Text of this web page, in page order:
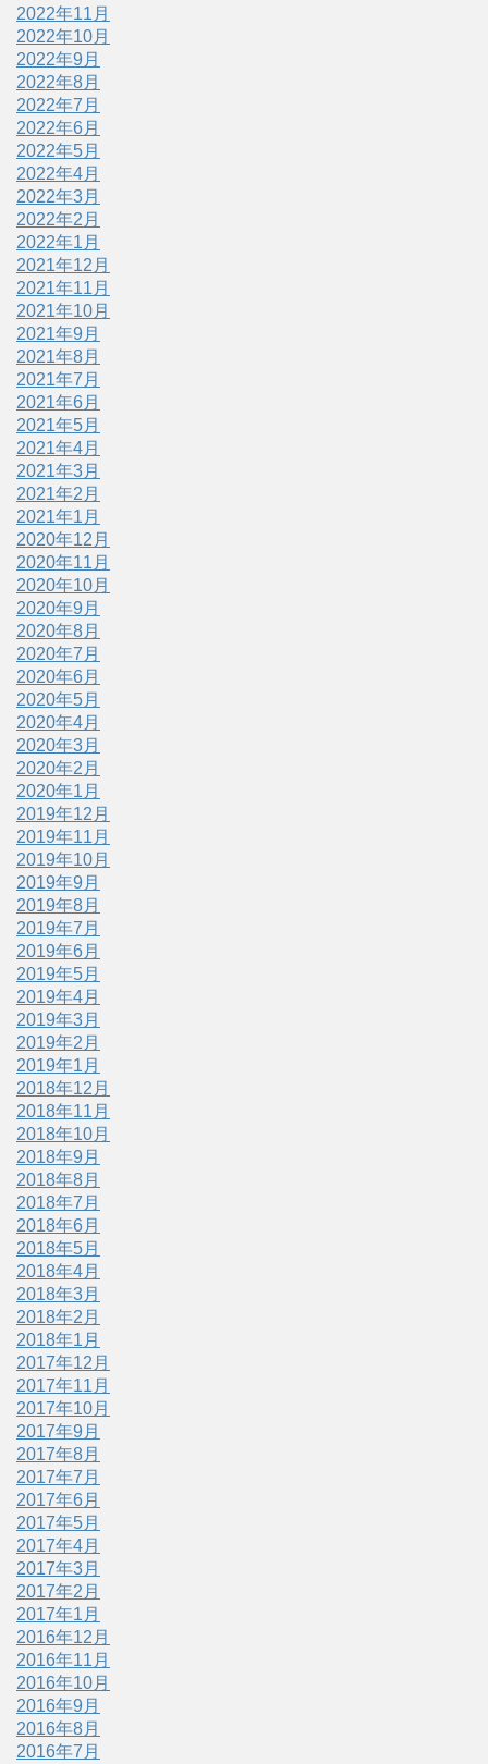
2022年11月
2022年10月
2022年9月
2022年8月
2022年7月
2022年6月
2022年5月
2022年4月
2022年3月
2022年2月
2022年1月
2021年12月
2021年11月
2021年10月
2021年9月
2021年8月
2021年7月
2021年6月
2021年5月
2021年4月
2021年3月
2021年2月
2021年1月
2020年12月
2020年11月
2020年10月
2020年9月
2020年8月
2020年7月
2020年6月
2020年5月
2020年4月
2020年3月
2020年2月
2020年1月
2019年12月
2019年11月
2019年10月
2019年9月
2019年8月
2019年7月
2019年6月
2019年5月
2019年4月
2019年3月
2019年2月
2019年1月
2018年12月
2018年11月
2018年10月
2018年9月
2018年8月
2018年7月
2018年6月
2018年5月
2018年4月
2018年3月
2018年2月
2018年1月
2017年12月
2017年11月
2017年10月
2017年9月
2017年8月
2017年7月
2017年6月
2017年5月
2017年4月
2017年3月
2017年2月
2017年1月
2016年12月
2016年11月
2016年10月
2016年9月
2016年8月
2016年7月